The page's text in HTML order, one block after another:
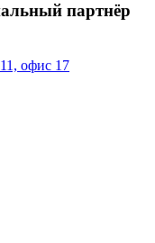
партнёр
офис 17